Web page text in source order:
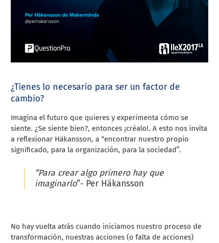
¿Tienes lo necesario para ser un factor de
cambio?
Imagina el futuro que quieres y experimenta cómo se
siente. ¿Se siente bien?, entonces ¡créalo!. A esto nos invita
a reflexionar Häkansson, a “encontrar nuestro propio
significado, para la organización, para la sociedad”.
“Para crear algo primero hay que
imaginarlo”- Per Häkansson
No hay vuelta atrás cuando iniciamos nuestro proceso de
transformación, nuestras acciones (o falta de acciones)